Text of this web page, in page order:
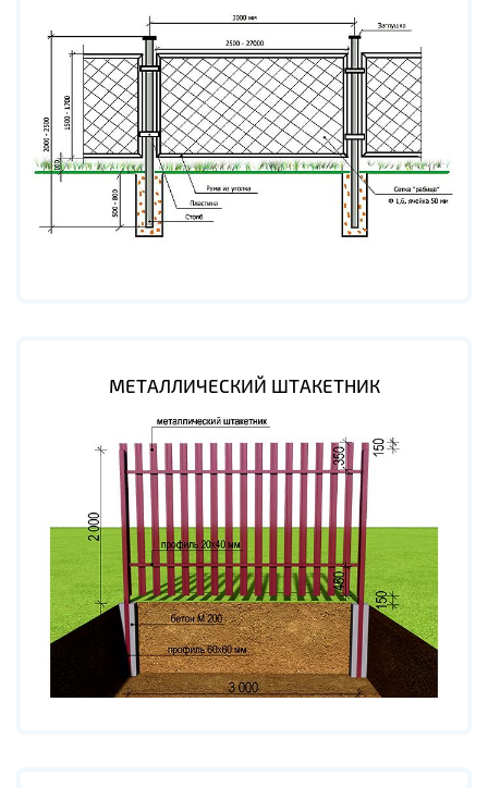
МЕТАЛЛИЧЕСКИЙ ШТАКЕТНИК